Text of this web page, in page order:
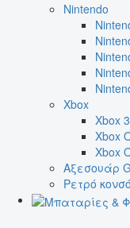
Nintendo
Xbox
Xbox
Xbox
Xbox
Αξεσουάρ
Ρετρό